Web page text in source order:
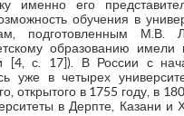
именно его
обучения в
подготовленным М.В.
образованию имели
[4, с. 17]). В России с
уже в четырех
открытого в 1755 году, в
в Дерпте, Казани и